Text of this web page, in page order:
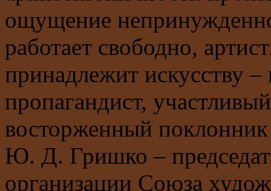
ощущение
работает свободно,
принадлежит искусству
пропагандист,
восторженный поклонник
Ю. Д. Гришко –
организации Союза